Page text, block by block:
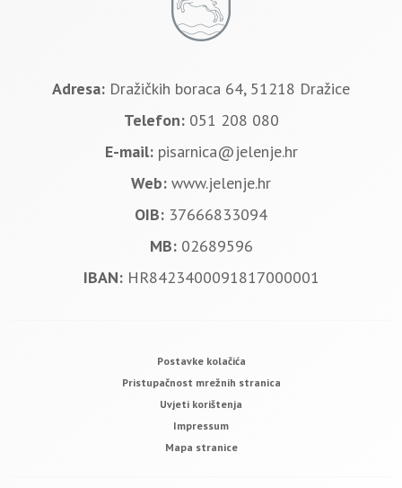
Adresa: Dražičkih boraca 64, 51218 Dražice
Telefon: 051 208 080
E-mail: pisarnica@jelenje.hr
Web: www.jelenje.hr
OIB: 37666833094
MB: 02689596
IBAN: HR8423400091817000001
Postavke kolačića
Pristupačnost mrežnih stranica
Uvjeti korištenja
Impressum
Mapa stranice